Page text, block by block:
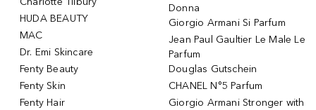
HUDA BEAUTY
MAC
Dr. Emi Skincare
Fenty Beauty
Fenty Skin
Fenty Hair
Donna
Giorgio Armani Si Parfum
Jean Paul Gaultier Le Male Le
Parfum
Douglas Gutschein
CHANEL N°5 Parfum
Giorgio Armani Stronger with